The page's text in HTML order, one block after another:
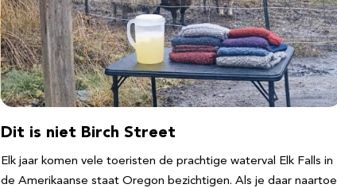
Dit is niet Birch Street
Elk jaar komen vele toeristen de prachtige waterval Elk Falls in
de Amerikaanse staat Oregon bezichtigen. Als je daar naartoe